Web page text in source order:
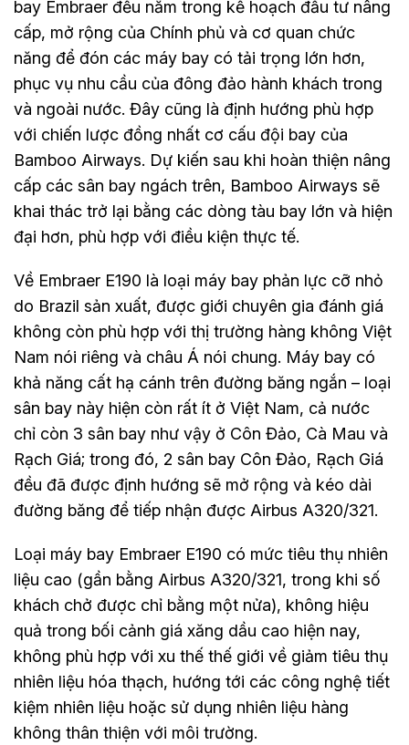
bay Embraer đều nằm trong kế hoạch đầu tư nâng
cấp, mở rộng của Chính phủ và cơ quan chức
năng để đón các máy bay có tải trọng lớn hơn,
phục vụ nhu cầu của đông đảo hành khách trong
và ngoài nước. Đây cũng là định hướng phù hợp
với chiến lược đồng nhất cơ cấu đội bay của
Bamboo Airways. Dự kiến sau khi hoàn thiện nâng
cấp các sân bay ngách trên, Bamboo Airways sẽ
khai thác trở lại bằng các dòng tàu bay lớn và hiện
đại hơn, phù hợp với điều kiện thực tế.
Về Embraer E190 là loại máy bay phản lực cỡ nhỏ
do Brazil sản xuất, được giới chuyên gia đánh giá
không còn phù hợp với thị trường hàng không Việt
Nam nói riêng và châu Á nói chung. Máy bay có
khả năng cất hạ cánh trên đường băng ngắn – loại
sân bay này hiện còn rất ít ở Việt Nam, cả nước
chỉ còn 3 sân bay như vậy ở Côn Đảo, Cà Mau và
Rạch Giá; trong đó, 2 sân bay Côn Đảo, Rạch Giá
đều đã được định hướng sẽ mở rộng và kéo dài
đường băng để tiếp nhận được Airbus A320/321.
Loại máy bay Embraer E190 có mức tiêu thụ nhiên
liệu cao (gần bằng Airbus A320/321, trong khi số
khách chở được chỉ bằng một nửa), không hiệu
quả trong bối cảnh giá xăng dầu cao hiện nay,
không phù hợp với xu thế thế giới về giảm tiêu thụ
nhiên liệu hóa thạch, hướng tới các công nghệ tiết
kiệm nhiên liệu hoặc sử dụng nhiên liệu hàng
không thân thiện với môi trường.